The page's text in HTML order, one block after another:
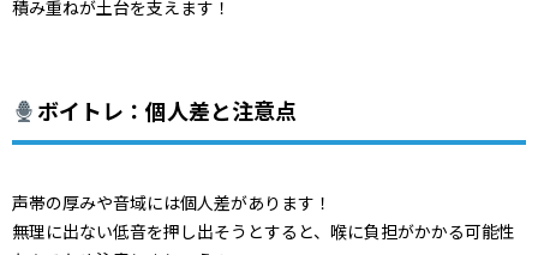
積み重ねが土台を支えます！
ボイトレ：個人差と注意点
声帯の厚みや音域には個人差があります！
無理に出ない低音を押し出そうとすると、 喉に負担がかかる可能性